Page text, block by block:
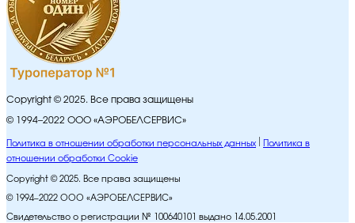
Copyright © 2025. Все права защищены
© 1994–2022 ООО «АЭРОБЕЛСЕРВИС»
Политика в отношении обработки персональных данных
Политика в
отношении обработки Cookie
Copyright © 2025. Все права защищены
© 1994–2022 ООО «АЭРОБЕЛСЕРВИС»
Свидетельство о регистрации № 100640101 выдано 14.05.2001